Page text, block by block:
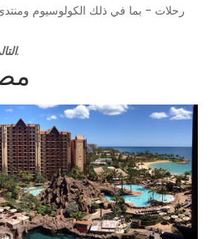
رحلات - بما في ذلك الكولوسيوم
نسخة ديزني من جنة هاواي.
4.